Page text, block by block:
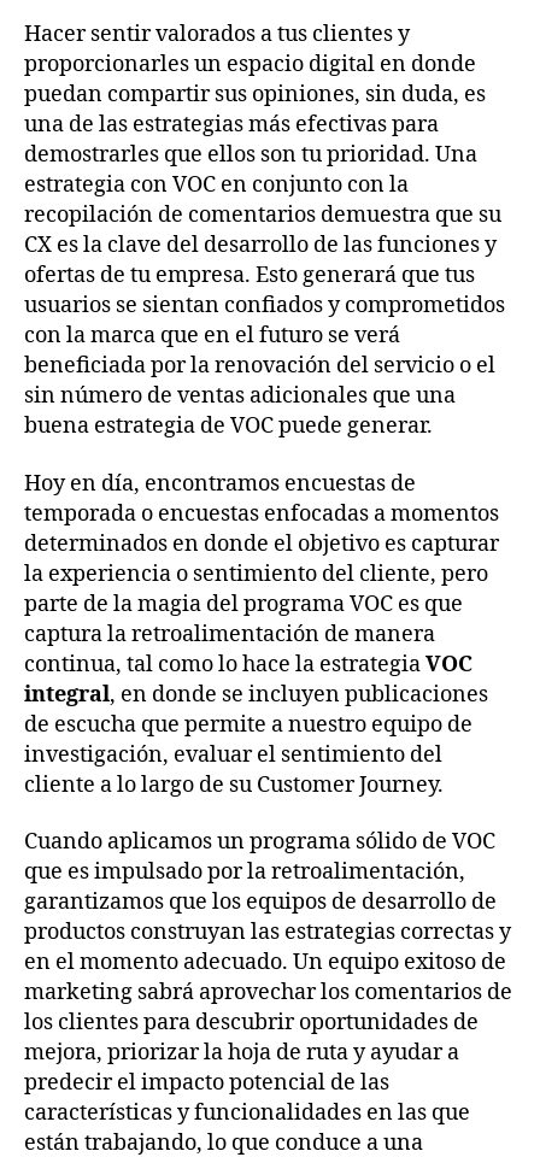
Hacer sentir valorados a tus clientes y
proporcionarles un espacio digital en donde
puedan compartir sus opiniones, sin duda, es
una de las estrategias más efectivas para
demostrarles que ellos son tu prioridad. Una
estrategia con VOC en conjunto con la
recopilación de comentarios demuestra que su
CX es la clave del desarrollo de las funciones y
ofertas de tu empresa. Esto generará que tus
usuarios se sientan confiados y comprometidos
con la marca que en el futuro se verá
beneficiada por la renovación del servicio o el
sin número de ventas adicionales que una
buena estrategia de VOC puede generar.
Hoy en día, encontramos encuestas de
temporada o encuestas enfocadas a momentos
determinados en donde el objetivo es capturar
la experiencia o sentimiento del cliente, pero
parte de la magia del programa VOC es que
captura la retroalimentación de manera
continua, tal como lo hace la estrategiaVOC
integral, en donde se incluyen publicaciones
de escucha que permite a nuestro equipo de
investigación, evaluar el sentimiento del
cliente a lo largo de su Customer Journey.
Cuando aplicamos un programa sólido de VOC
que es impulsado por la retroalimentación,
garantizamos que los equipos de desarrollo de
productos construyan las estrategias correctas y
en el momento adecuado. Un equipo exitoso de
marketing sabrá aprovechar los comentarios de
los clientes para descubrir oportunidades de
mejora, priorizar la hoja de ruta y ayudar a
predecir el impacto potencial de las
características y funcionalidades en las que
están trabajando, lo que conduce a una